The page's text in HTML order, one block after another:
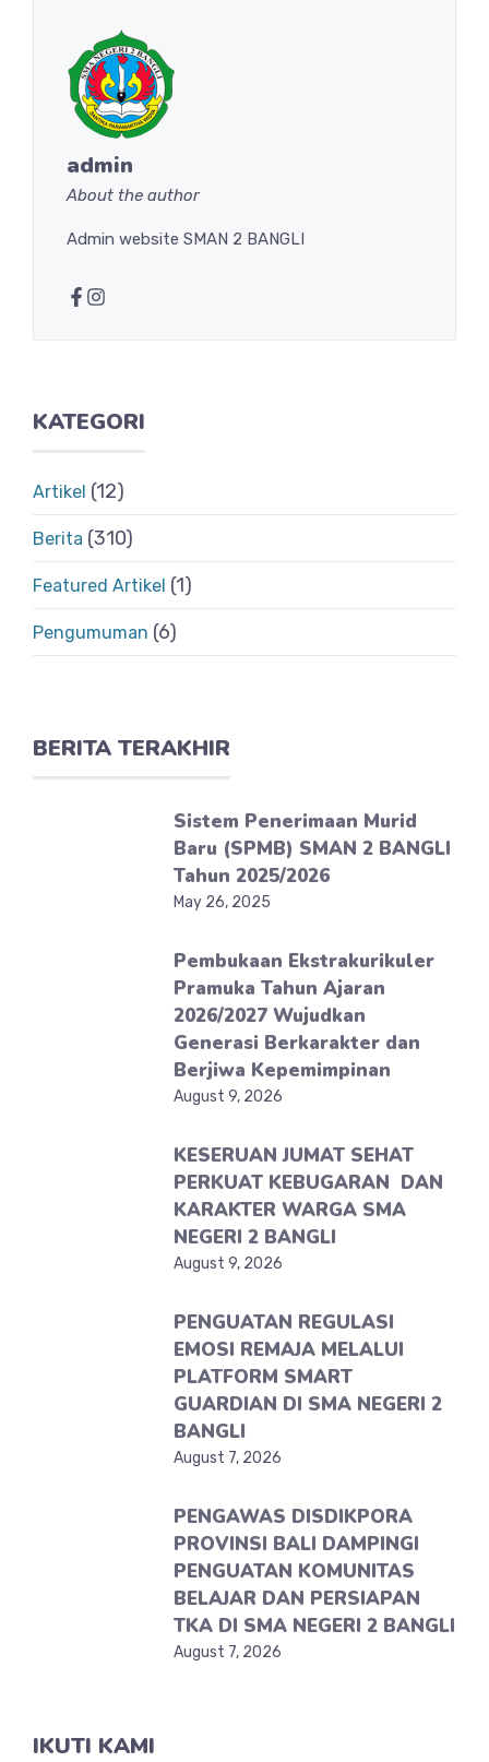
admin
About the author
Admin website SMAN 2 BANGLI
KATEGORI
Artikel (12)
Berita (310)
Featured Artikel (1)
Pengumuman (6)
BERITA TERAKHIR
Sistem Penerimaan Murid
Baru (SPMB) SMAN 2 BANGLI
Tahun 2025/2026
May 26, 2025
Pembukaan Ekstrakurikuler
Pramuka Tahun Ajaran
2026/2027 Wujudkan
Generasi Berkarakter dan
Berjiwa Kepemimpinan
August 9, 2026
KESERUAN JUMAT SEHAT
PERKUAT KEBUGARAN DAN
KARAKTER WARGA SMA
NEGERI 2 BANGLI
August 9, 2026
PENGUATAN REGULASI
EMOSI REMAJA MELALUI
PLATFORM SMART
GUARDIAN DI SMA NEGERI 2
BANGLI
August 7, 2026
PENGAWAS DISDIKPORA
PROVINSI BALI DAMPINGI
PENGUATAN KOMUNITAS
BELAJAR DAN PERSIAPAN
TKA DI SMA NEGERI 2 BANGLI
August 7, 2026
IKUTI KAMI